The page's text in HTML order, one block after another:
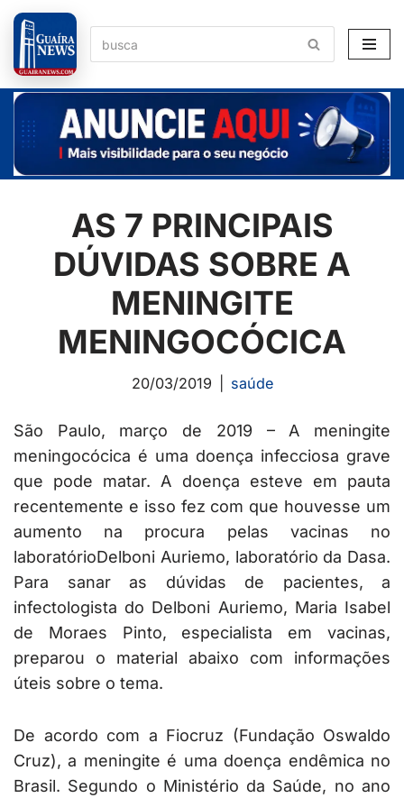
Pular
para
o
conteúdo
AS 7 PRINCIPAIS
DÚVIDAS SOBRE A
MENINGITE
MENINGOCÓCICA
20/03/2019 saúde
São Paulo, março de 2019 – A meningite
meningocócica é uma doença infecciosa grave
que pode matar. A doença esteve em pauta
recentemente e isso fez com que houvesse um
aumento na procura pelas vacinas no
laboratórioDelboni Auriemo, laboratório da Dasa.
Para sanar as dúvidas de pacientes, a
infectologista do Delboni Auriemo, Maria Isabel
de Moraes Pinto, especialista em vacinas,
preparou o material abaixo com informações
úteis sobre o tema.
De acordo com a Fiocruz (Fundação Oswaldo
Cruz), a meningite é uma doença endêmica no
Brasil. Segundo o Ministério da Saúde, no ano